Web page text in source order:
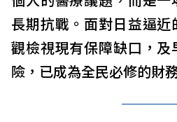
長期抗戰。面對日益逼
觀檢視現有保障缺口，及
險，已成為全民必修的財